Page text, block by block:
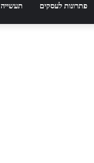
פתרונות לעסקים תעשייה